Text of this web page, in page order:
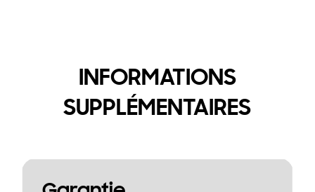
INFORMATIONS
SUPPLÉMENTAIRES